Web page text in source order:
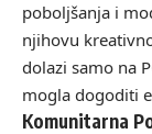
poboljšanja i
njihovu
dolazi samo na
mogla dogoditi
Komunitarna